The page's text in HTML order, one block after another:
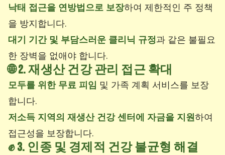
낙태 접근을 연방법으로 보장하여 제한적인 주 정책
을 방지합니다.
대기 기간 및 부담스러운 클리닉 규정과 같은 불필요
한 장벽을 없애야 합니다.
🌐2. 재생산 건강 관리 접근 확대
모두를 위한 무료 피임 및 가족 계획 서비스를 보장
합니다.
저소득 지역의 재생산 건강 센터에 자금을 지원하여
접근성을 보장합니다.
✊3. 인종 및 경제적 건강 불균형 해결